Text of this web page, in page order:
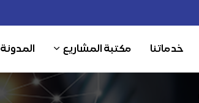
خدماتنا مكتبة المشاريع المدونة